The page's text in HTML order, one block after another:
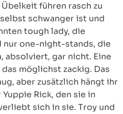
führen rasch zu
schwanger ist und
tough lady, die
nur one-night-stands, die
absolviert, gar nicht. Eine
möglichst zackig. Das
aber zusätzlich hängt ihr
Rick, den sie in
sich in sie. Troy und